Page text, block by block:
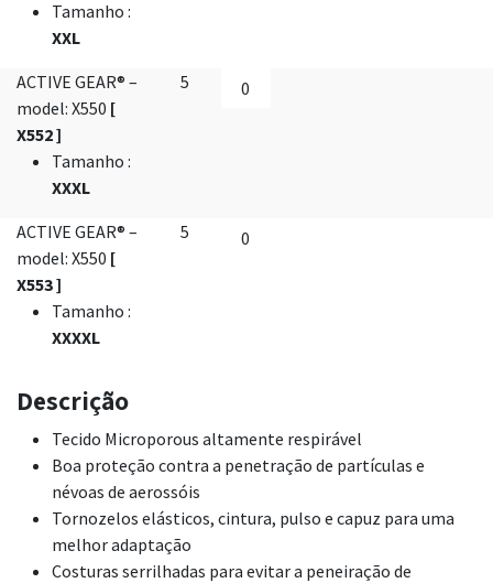
Tamanho :
XXL
ACTIVE GEAR® –
model: X550 [
X552 ]
Tamanho :
XXXL
5
ACTIVE GEAR® –
model: X550 [
X553 ]
Tamanho :
XXXXL
5
Descrição
Tecido Microporous altamente respirável
Boa proteção contra a penetração de partículas e
névoas de aerossóis
Tornozelos elásticos, cintura, pulso e capuz para uma
melhor adaptação
Costuras serrilhadas para evitar a peneiração de